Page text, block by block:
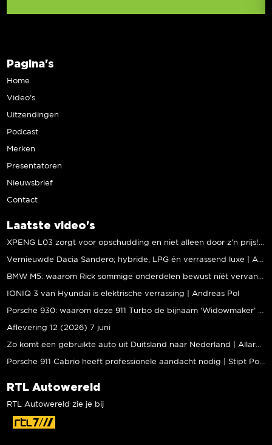
Pagina's
Home
Video’s
Uitzendingen
Podcast
Merken
Presentatoren
Nieuwsbrief
Contact
Laatste video's
XPENG L03 zorgt voor opschudding en niet alleen door z’n prijs! | Jeroen Mul
Vernieuwde Dacia Sandero; hybride, LPG én verrassend luxe | Andreas Pol
BMW M5: waarom Rick sommige onderdelen bewust níét vervangt | Stipt Polish Point
IONIQ 3 van Hyundai is elektrische verrassing | Andreas Pol
Porsche 930: waarom deze 911 Turbo de bijnaam ‘Widowmaker’ kreeg | Gallery Aaldering
Aflevering 12 (2026) 7 juni
Zo komt een gebruikte auto uit Duitsland naar Nederland | Allard Kalff
Porsche 911 Cabrio heeft professionele aandacht nodig | Stipt Polish Point
RTL Autowereld
RTL Autowereld zie je bij